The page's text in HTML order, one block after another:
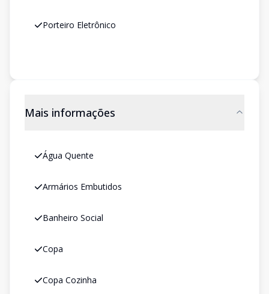
Porteiro Eletrônico
Mais informações
Água Quente
Armários Embutidos
Banheiro Social
Copa
Copa Cozinha